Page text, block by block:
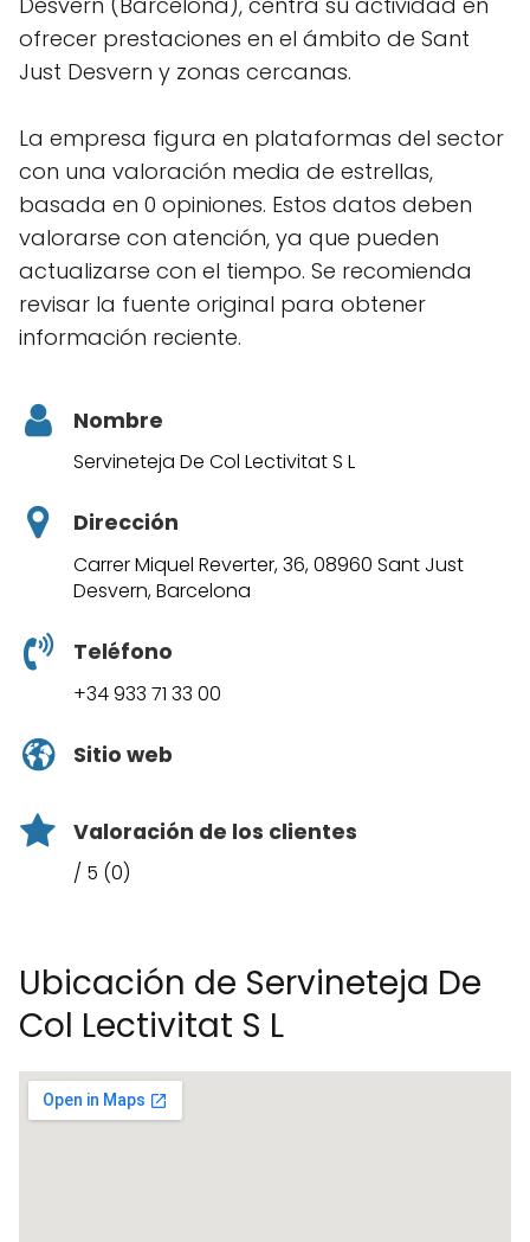
ofrecer prestaciones en el ámbito de Sant
Just Desvern y zonas cercanas.
La empresa figura en plataformas del sector
con una valoración media de estrellas,
basada en 0 opiniones. Estos datos deben
valorarse con atención, ya que pueden
actualizarse con el tiempo. Se recomienda
revisar la fuente original para obtener
información reciente.
Nombre
Servineteja De Col Lectivitat S L
Dirección
Carrer Miquel Reverter, 36, 08960 Sant Just
Desvern, Barcelona
Teléfono
+34 933 71 33 00
Sitio web
Valoración de los clientes
/ 5 (0)
Ubicación de Servineteja De
Col Lectivitat S L